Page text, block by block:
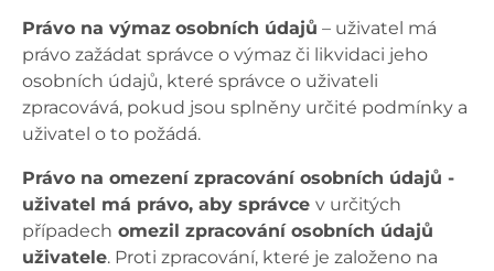
Právo na výmaz osobních údajů – uživatel má
právo zažádat správce o výmaz či likvidaci jeho
osobních údajů, které správce o uživateli
zpracovává, pokud jsou splněny určité podmínky a
uživatel o to požádá.
Právo na omezení zpracování osobních údajů -
uživatel má právo, aby správce v určitých
případech omezil zpracování osobních údajů
uživatele. Proti zpracování, které je založeno na